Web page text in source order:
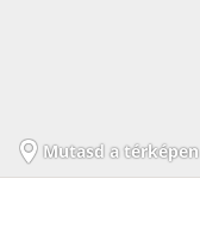
Mutasd a térképen